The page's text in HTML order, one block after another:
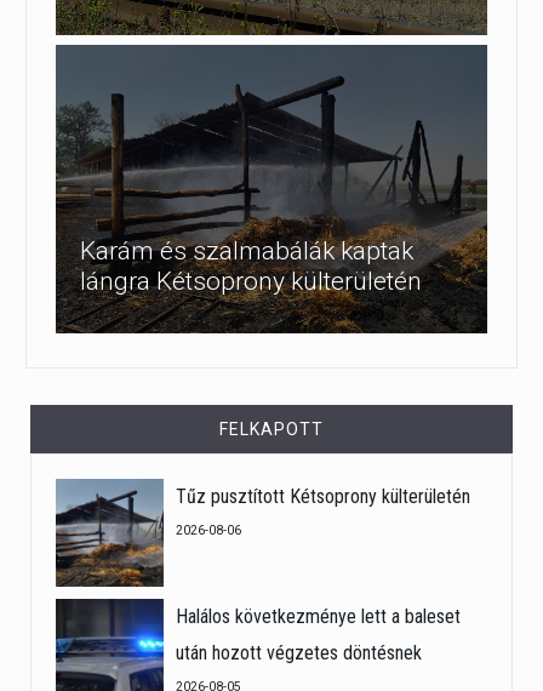
Karám és szalmabálák kaptak
lángra Kétsoprony külterületén
FELKAPOTT
Tűz pusztított Kétsoprony külterületén
2026-08-06
Halálos következménye lett a baleset
után hozott végzetes döntésnek
2026-08-05